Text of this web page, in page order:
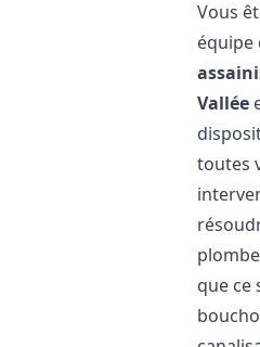
Vous
équipe
Vallée
toutes
que ce